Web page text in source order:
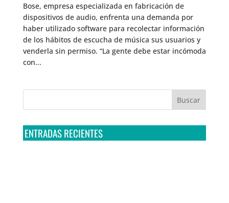
Bose, empresa especializada en fabricación de
dispositivos de audio, enfrenta una demanda por
haber utilizado software para recolectar información
de los hábitos de escucha de música sus usuarios y
venderla sin permiso. “La gente debe estar incómoda
con...
ENTRADAS RECIENTES